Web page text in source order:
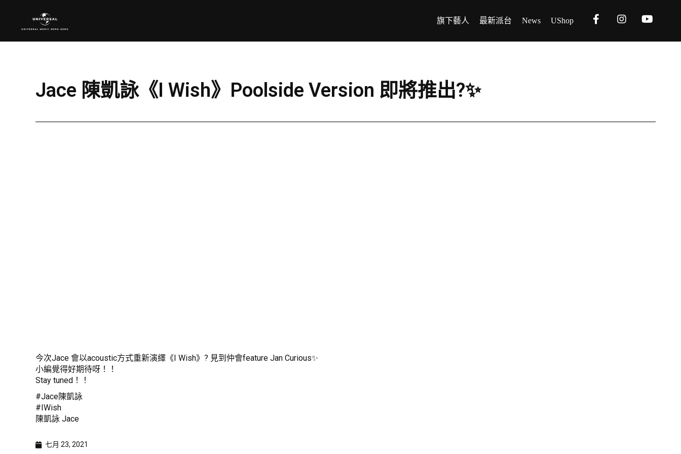
旗下藝人 最新派台 News UShop
Jace 陳凱詠《I Wish》Poolside Version 即將推出?✨
今次Jace 會以acoustic方式重新演繹《I Wish》? 見到仲會feature Jan Curious✨
小編覺得好期待呀！！
Stay tuned！！
#Jace陳凱詠
#IWish
陳凱詠 Jace
七月 23, 2021